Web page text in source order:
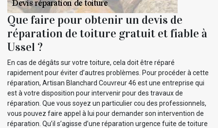
Que faire pour obtenir un devis de
réparation de toiture gratuit et fiable à
Ussel ?
En cas de dégâts sur votre toiture, cela doit être réparé
rapidement pour éviter d’autres problèmes. Pour procéder à cette
réparation, Artisan Blanchard Couvreur 46 est une entreprise qui
est à votre disposition pour intervenir pour des travaux de
réparation. Que vous soyez un particulier cou des professionnels,
vous pouvez faire appel à lui pour demander son intervention de
réparation. Qu’il s’agisse d’une réparation urgence fuite de toiture